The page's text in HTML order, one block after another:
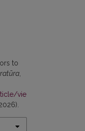
to
,
vie